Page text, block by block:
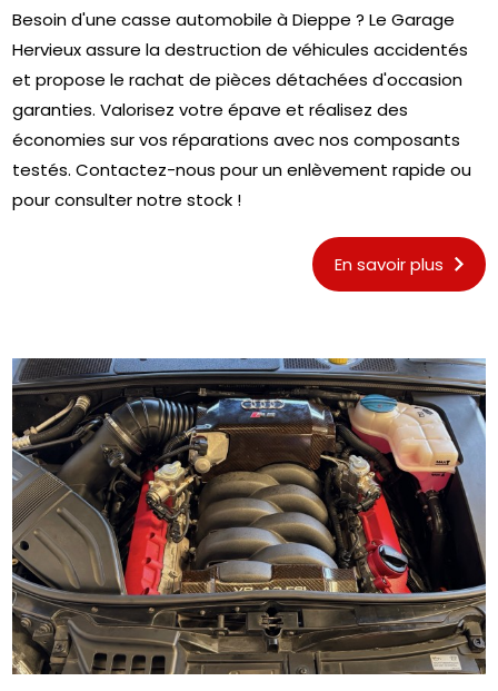
Besoin d'une casse automobile à Dieppe ? Le Garage
Hervieux assure la destruction de véhicules accidentés
et propose le rachat de pièces détachées d'occasion
garanties. Valorisez votre épave et réalisez des
économies sur vos réparations avec nos composants
testés. Contactez-nous pour un enlèvement rapide ou
pour consulter notre stock !
En savoir plus